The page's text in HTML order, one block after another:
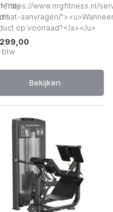
www.nrgfitness.nl/
aanvragen/
op voorraad?</a></u>
btw
Bekijken